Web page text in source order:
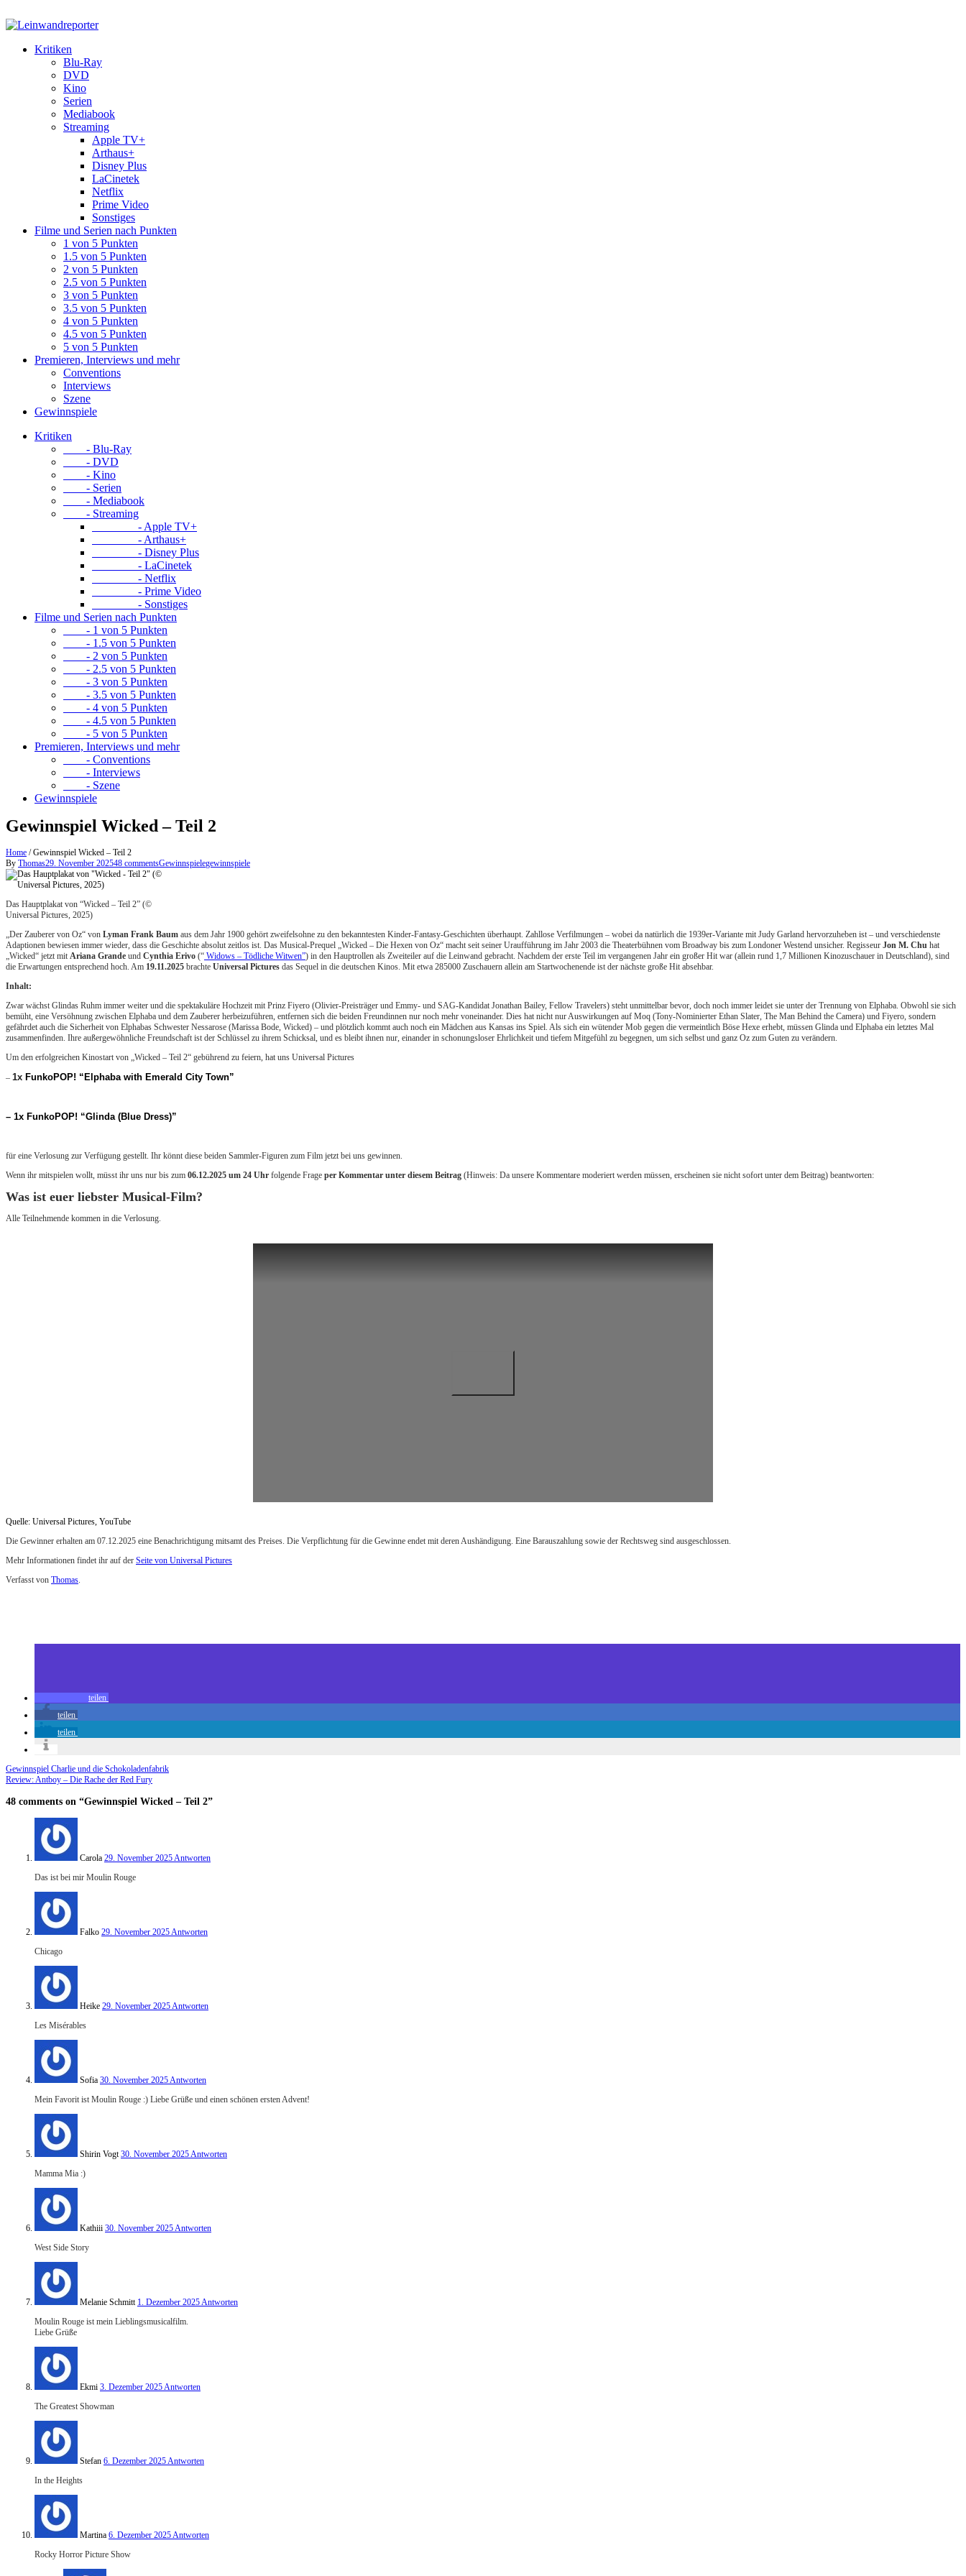
Kritiken
Blu-Ray
DVD
Kino
Serien
Mediabook
Streaming
Apple TV+
Arthaus+
Disney Plus
LaCinetek
Netflix
Prime Video
Sonstiges
Filme und Serien nach Punkten
1 von 5 Punkten
1.5 von 5 Punkten
2 von 5 Punkten
2.5 von 5 Punkten
3 von 5 Punkten
3.5 von 5 Punkten
4 von 5 Punkten
4.5 von 5 Punkten
5 von 5 Punkten
Premieren, Interviews und mehr
Conventions
Interviews
Szene
Gewinnspiele
Kritiken
- Blu-Ray
- DVD
- Kino
- Serien
- Mediabook
- Streaming
- Apple TV+
- Arthaus+
- Disney Plus
- LaCinetek
- Netflix
- Prime Video
- Sonstiges
Filme und Serien nach Punkten
- 1 von 5 Punkten
- 1.5 von 5 Punkten
- 2 von 5 Punkten
- 2.5 von 5 Punkten
- 3 von 5 Punkten
- 3.5 von 5 Punkten
- 4 von 5 Punkten
- 4.5 von 5 Punkten
- 5 von 5 Punkten
Premieren, Interviews und mehr
- Conventions
- Interviews
- Szene
Gewinnspiele
Gewinnspiel Wicked – Teil 2
Home /Gewinnspiel Wicked – Teil 2
By Thomas29. November 202548 commentsGewinnspielegewinnspiele
Das Hauptplakat von “Wicked – Teil 2” (©
Universal Pictures, 2025)
„Der Zauberer von Oz“ von Lyman Frank Baum aus dem Jahr 1900 gehört zweifelsohne zu den bekanntesten Kinder-Fantasy-Geschichten überhaupt. Zahllose Verfilmungen – wobei da natürlich die 1939er-Variante mit Judy Garland hervorzuheben ist – und verschiedenste
Adaptionen bewiesen immer wieder, dass die Geschichte absolut zeitlos ist. Das Musical-Prequel „Wicked – Die Hexen von Oz“ macht seit seiner Uraufführung im Jahr 2003 die Theaterbühnen vom Broadway bis zum Londoner Westend unsicher. Regisseur Jon M. Chu hat
„Wicked“ jetzt mit Ariana Grande und Cynthia Erivo (“ Widows – Tödliche Witwen”) in den Hauptrollen als Zweiteiler auf die Leinwand gebracht. Nachdem der erste Teil im vergangenen Jahr ein großer Hit war (allein rund 1,7 Millionen Kinozuschauer in Deutschland), sind
die Erwartungen entsprechend hoch. Am 19.11.2025 brachte Universal Pictures das Sequel in die deutschen Kinos. Mit etwa 285000 Zuschauern allein am Startwochenende ist der nächste große Hit absehbar.
Inhalt:
Zwar wächst Glindas Ruhm immer weiter und die spektakuläre Hochzeit mit Prinz Fiyero (Olivier-Preisträger und Emmy- und SAG-Kandidat Jonathan Bailey, Fellow Travelers) steht unmittelbar bevor, doch noch immer leidet sie unter der Trennung von Elphaba. Obwohl sie sich
bemüht, eine Versöhnung zwischen Elphaba und dem Zauberer herbeizuführen, entfernen sich die beiden Freundinnen nur noch mehr voneinander. Dies hat nicht nur Auswirkungen auf Moq (Tony-Nominierter Ethan Slater, The Man Behind the Camera) und Fiyero, sondern
gefährdet auch die Sicherheit von Elphabas Schwester Nessarose (Marissa Bode, Wicked) – und plötzlich kommt auch noch ein Mädchen aus Kansas ins Spiel. Als sich ein wütender Mob gegen die vermeintlich Böse Hexe erhebt, müssen Glinda und Elphaba ein letztes Mal
zusammenfinden. Ihre außergewöhnliche Freundschaft ist der Schlüssel zu ihrem Schicksal, und es bleibt ihnen nur, einander in schonungsloser Ehrlichkeit und tiefem Mitgefühl zu begegnen, um sich selbst und ganz Oz zum Guten zu verändern.
Um den erfolgreichen Kinostart von „Wicked – Teil 2“ gebührend zu feiern, hat uns Universal Pictures
– 1x FunkoPOP! “Elphaba with Emerald City Town”
– 1x FunkoPOP! “Glinda (Blue Dress)”
für eine Verlosung zur Verfügung gestellt. Ihr könnt diese beiden Sammler-Figuren zum Film jetzt bei uns gewinnen.
Wenn ihr mitspielen wollt, müsst ihr uns nur bis zum 06.12.2025 um 24 Uhr folgende Frage per Kommentar unter diesem Beitrag (Hinweis: Da unsere Kommentare moderiert werden müssen, erscheinen sie nicht sofort unter dem Beitrag) beantworten:
Was ist euer liebster Musical-Film?
Alle Teilnehmende kommen in die Verlosung.
Quelle: Universal Pictures, YouTube
Die Gewinner erhalten am 07.12.2025 eine Benachrichtigung mitsamt des Preises. Die Verpflichtung für die Gewinne endet mit deren Aushändigung. Eine Barauszahlung sowie der Rechtsweg sind ausgeschlossen.
Mehr Informationen findet ihr auf der Seite von Universal Pictures
Verfasst von Thomas.
teilen
teilen
teilen
Gewinnspiel Charlie und die Schokoladenfabrik
Review: Antboy – Die Rache der Red Fury
48 comments on “Gewinnspiel Wicked – Teil 2”
Carola 29. November 2025Antworten
Das ist bei mir Moulin Rouge
Falko 29. November 2025Antworten
Chicago
Heike 29. November 2025Antworten
Les Misérables
Sofia 30. November 2025Antworten
Mein Favorit ist Moulin Rouge :) Liebe Grüße und einen schönen ersten Advent!
Shirin Vogt30. November 2025Antworten
Mamma Mia :)
Kathiii 30. November 2025Antworten
West Side Story
Melanie Schmitt 1. Dezember 2025Antworten
Moulin Rouge ist mein Lieblingsmusicalfilm.
Liebe Grüße
Ekmi 3. Dezember 2025Antworten
The Greatest Showman
Stefan 6. Dezember 2025Antworten
In the Heights
Martina 6. Dezember 2025Antworten
Rocky Horror Picture Show